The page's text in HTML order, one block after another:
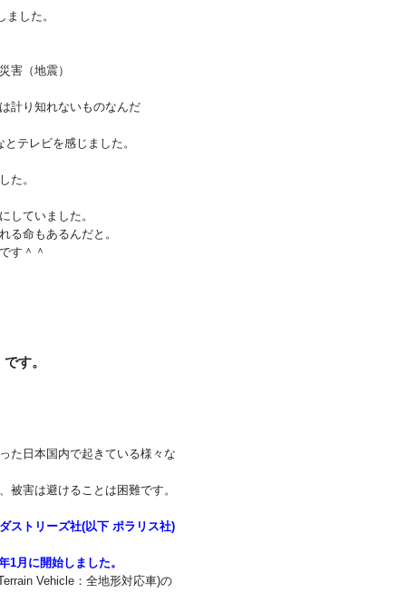
した。
害（地震）
計り知れないものなんだ
テレビを感じました。
た。
していました。
る命もあるんだと。
す＾＾
です。
た日本国内で起きている様々な
被害は避けることは困難です。
ストリーズ社(以下 ポラリス社)
1月に開始しました。
Vehicle：全地形対応車)の